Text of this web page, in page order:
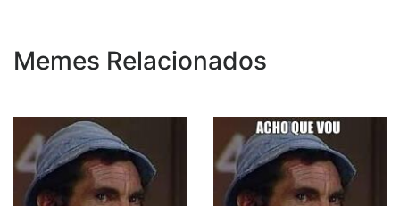
Memes Relacionados